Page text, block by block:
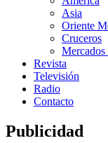
Asia
Oriente
Cruceros
Revista
Televisión
Radio
Contacto
Publicidad